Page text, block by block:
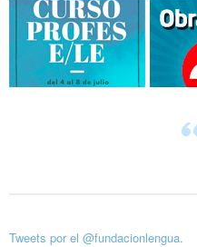
Tweets por el @fundacionlengua.